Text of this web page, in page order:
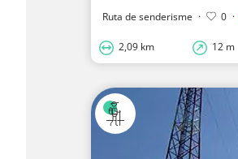
Ruta de senderisme · 0 ·
2,09 km 12 m